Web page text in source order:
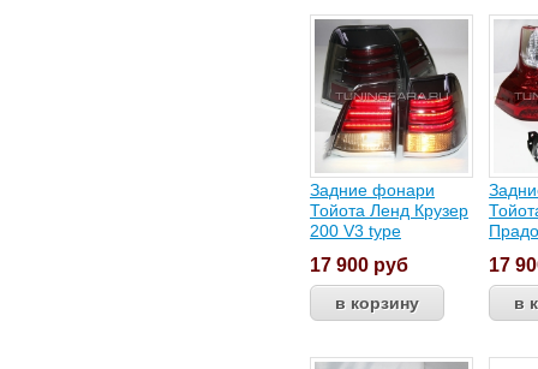
Задние фонари
Тойота Ленд Крузер
200 V3 type
17 900 руб 17